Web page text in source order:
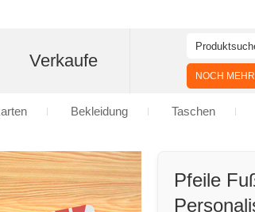
Pfeile
Verkaufe
NOCH
Bekleidung Taschen